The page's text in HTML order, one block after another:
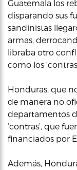
Guatemala los
disparando sus
sandinistas
armas,
libraba otro
como los
Honduras, que
de manera no
departamentos
‘contras’, que
financiados por
Además,